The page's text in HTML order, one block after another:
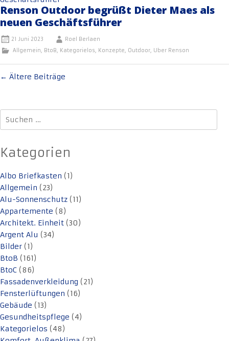
Renson Outdoor begrüßt Dieter Maes als
neuen Geschäftsführer
21 Juni 2023
Roel Berlaen
Allgemein, BtoB, Kategorielos, Konzepte, Outdoor, Uber Renson
Beitragsnavigation
← Ältere Beiträge
Suchen
nach:
Kategorien
Albo Briefkasten (1)
Allgemein (23)
Alu-Sonnenschutz (11)
Appartemente (8)
Architekt. Einheit (30)
Argent Alu (34)
Bilder (1)
BtoB (161)
BtoC (86)
Fassadenverkleidung (21)
Fensterlüftungen (16)
Gebäude (13)
Gesundheitspflege (4)
Kategorielos (48)